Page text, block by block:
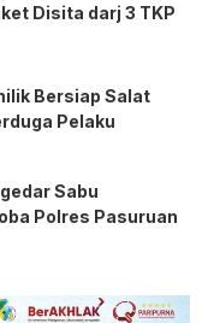
Disita darj 3 TKP
Bersiap Salat
Pelaku
Sabu
Polres Pasuruan